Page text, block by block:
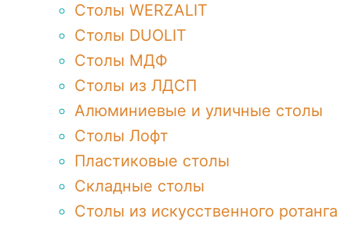
Столы WERZALIT
Столы DUOLIT
Столы МДФ
Столы из ЛДСП
Алюминиевые и уличные столы
Столы Лофт
Пластиковые столы
Складные столы
Столы из искусственного ротанга